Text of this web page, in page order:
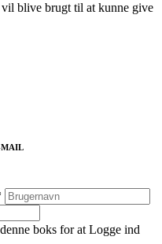
blive brugt til at kunne give
MAIL
boks for at Logge ind